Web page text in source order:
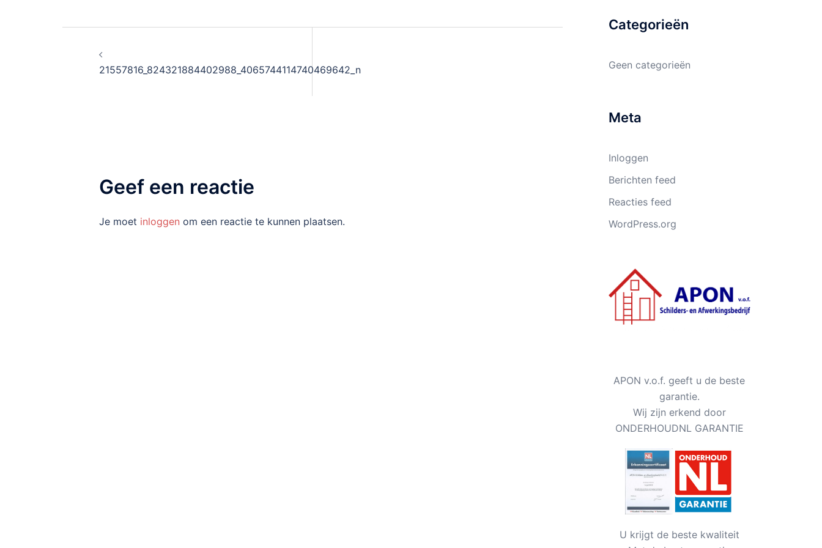
navigatie
21557816_824321884402988_4065744114740469642_n
Geef een reactie
Je moet inloggen om een reactie te kunnen plaatsen.
Categorieën
Geen categorieën
Meta
Inloggen
Berichten feed
Reacties feed
WordPress.org
APON v.o.f. geeft u de beste
garantie.
Wij zijn erkend door
ONDERHOUDNL GARANTIE
U krijgt de beste kwaliteit